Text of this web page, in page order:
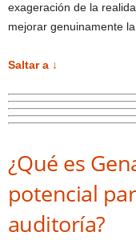
exageración de la
mejorar genuinamente
Saltar a ↓
¿Qué es
potencial
auditoría?